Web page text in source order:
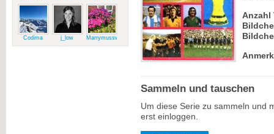
Codima j_low Marrymussweg
Anzahl
Sammeln und tauschen
Um diese Serie zu sammeln und
erst einloggen.